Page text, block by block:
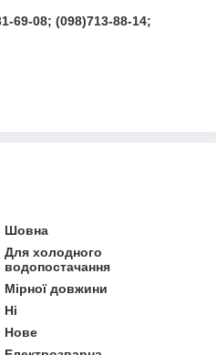
69-08; (098)713-88-14;
Шовна
Для холодного
водопостачання
Мірної довжини
Ні
Нове